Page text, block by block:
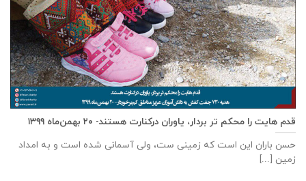
قدم هایت را محکم تر بردار، یاوران درکنارت هستند- ۲۰ بهمن‌ماه ۱۳۹۹
حسن باران این است که زمینی ست، ولی آسمانی شده است و به امداد
زمین [...]